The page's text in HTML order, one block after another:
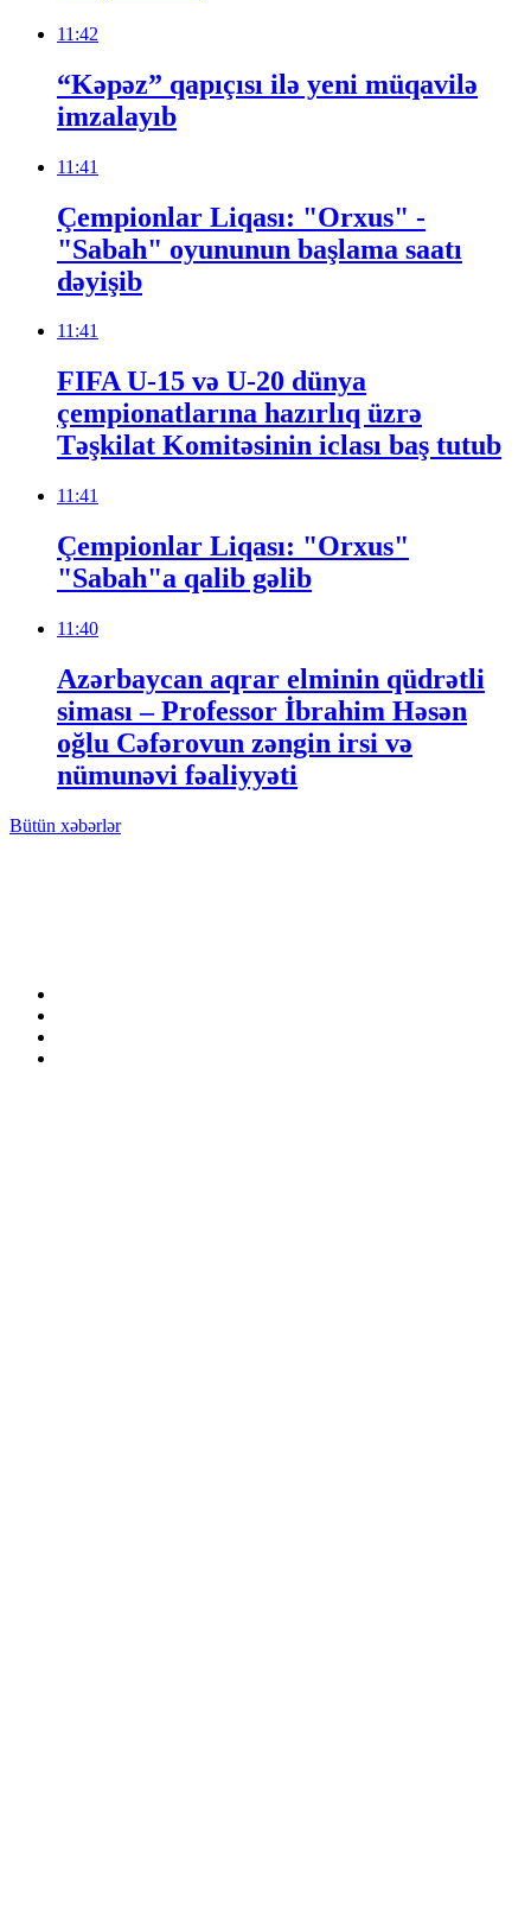
11:42
“Kəpəz” qapıçısı ilə yeni müqavilə
imzalayıb
11:41
Çempionlar Liqası: "Orxus" -
"Sabah" oyununun başlama saatı
dəyişib
11:41
FIFA U-15 və U-20 dünya
çempionatlarına hazırlıq üzrə
Təşkilat Komitəsinin iclası baş tutub
11:41
Çempionlar Liqası: "Orxus"
"Sabah"a qalib gəlib
11:40
Azərbaycan aqrar elminin qüdrətli
siması – Professor İbrahim Həsən
oğlu Cəfərovun zəngin irsi və
nümunəvi fəaliyyəti
Bütün xəbərlər